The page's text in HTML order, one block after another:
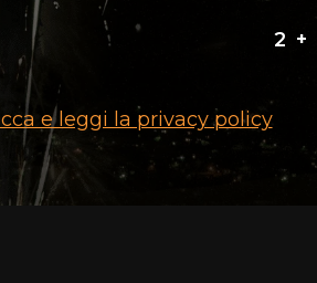
2 +
e leggi la privacy policy